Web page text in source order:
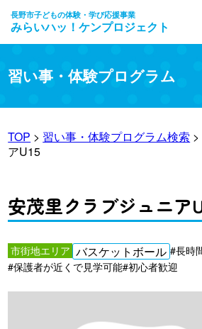
長野市子どもの体験・学び応援事業
みらいハッ！ケンプロジェクト
習い事・体験プログラム
TOP > 習い事・体験プログラム検索
アU15
安茂里クラブジュニア
市街地エリア バスケットボール #長時
#保護者が近くで見学可能#初心者歓迎